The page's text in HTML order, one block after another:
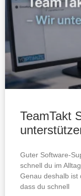
TeamTakt
Guter Software-
schnell du im
Genau deshalb ist
dass du schnell